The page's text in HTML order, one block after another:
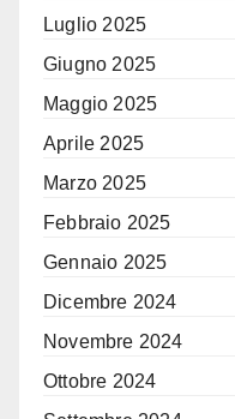
Luglio 2025
Giugno 2025
Maggio 2025
Aprile 2025
Marzo 2025
Febbraio 2025
Gennaio 2025
Dicembre 2024
Novembre 2024
Ottobre 2024